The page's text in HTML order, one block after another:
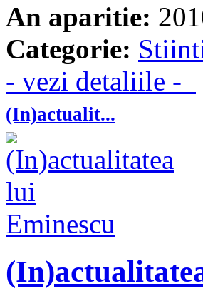
An aparitie:
Categorie:
- vezi detaliile -
(In)actualit...